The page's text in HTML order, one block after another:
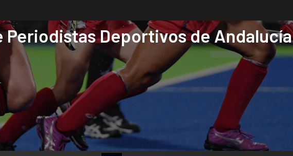
Periodistas Deportivos de Andalucía